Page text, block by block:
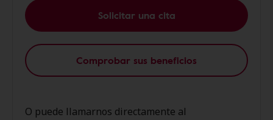
Solicitar una cita
Comprobar sus beneficios
O puede llamarnos directamente al